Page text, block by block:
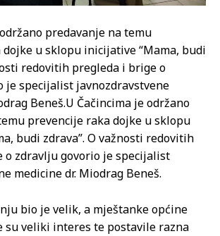
predavanje na temu
u sklopu inicijative “Mama, budi
redovitih pregleda i brige o
je specijalist javnozdravstvene
Beneš.U Čačincima je održano
prevencije raka dojke u sklopu
budi zdrava”. O važnosti redovitih
o zdravlju govorio je specijalist
medicine dr. Miodrag Beneš.
bio je velik, a mještanke općine
su veliki interes te postavile razna